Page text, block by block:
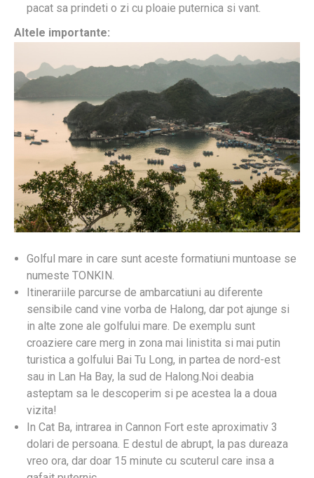
pacat sa prindeti o zi cu ploaie puternica si vant.
Altele importante:
Golful mare in care sunt aceste formatiuni muntoase se
numeste TONKIN.
Itinerariile parcurse de ambarcatiuni au diferente
sensibile cand vine vorba de Halong, dar pot ajunge si
in alte zone ale golfului mare. De exemplu sunt
croaziere care merg in zona mai linistita si mai putin
turistica a golfului Bai Tu Long, in partea de nord-est
sau in Lan Ha Bay, la sud de Halong.Noi deabia
asteptam sa le descoperim si pe acestea la a doua
vizita!
In Cat Ba, intrarea in Cannon Fort este aproximativ 3
dolari de persoana. E destul de abrupt, la pas dureaza
vreo ora, dar doar 15 minute cu scuterul care insa a